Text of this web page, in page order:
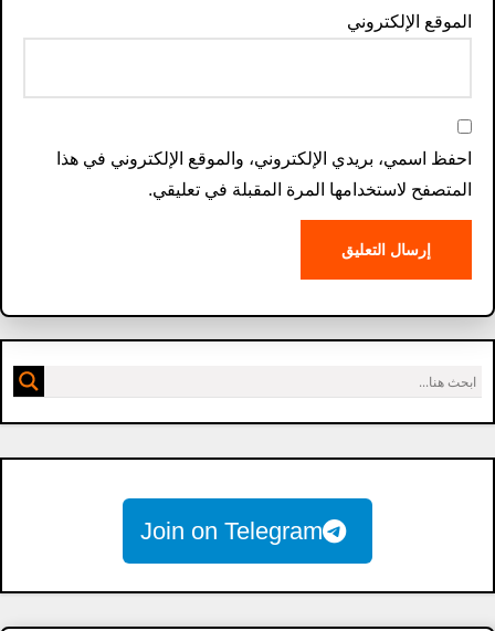
الموقع الإلكتروني
احفظ اسمي، بريدي الإلكتروني، والموقع الإلكتروني في هذا
المتصفح لاستخدامها المرة المقبلة في تعليقي.
Join on Telegram